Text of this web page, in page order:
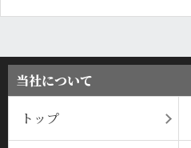
当社について
トップ